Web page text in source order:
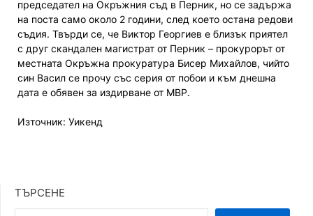
председател на Окръжния съд в Перник, но се задържа
на поста само около 2 години, след което остана редови
съдия. Твърди се, че Виктор Георгиев е близък приятел
с друг скандален магистрат от Перник – прокурорът от
местната Окръжна прокуратура Бисер Михайлов, чийто
син Васил се прочу със серия от побои и към днешна
дата е обявен за издирване от МВР.
Източник: Уикенд
ТЪРСЕНЕ